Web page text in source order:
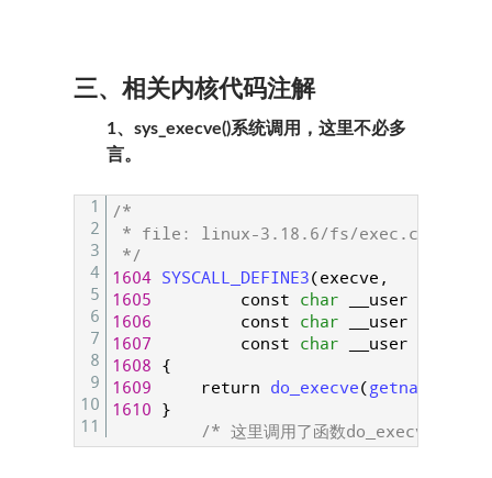
三、相关内核代码注解
1、sys_execve()系统调用，这里不必多
言。
1
2
3
4
5
6
7
8
9
10
11
/*
* file: linux-3.18.6/fs/exec.c
*/
1604 SYSCALL_DEFINE3(execve ,
1605
const char __user
1606
const char __user
1607
const char __user
1608
{
1609
return do_execve(getname
1610
}
/* 这里调用了函数do_execve()，